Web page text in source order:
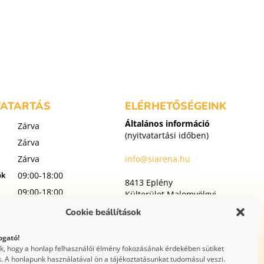
Cookie beállítások
hogy a honlap felhasználói élmény fokozásának érdekében sütiket
A honlapunk használatával ön a tájékoztatásunkat tudomásul veszi.
Zárva
Zárva
Zárva
09:00-18:00
09:00-18:00
ELÉRHETŐSÉGEINK
Általános információ
(nyitvatartási időben)
info@siarena.hu
8413 Eplény
Külterület Malomvölgyi
utca 1
KÉSZÍTÉS